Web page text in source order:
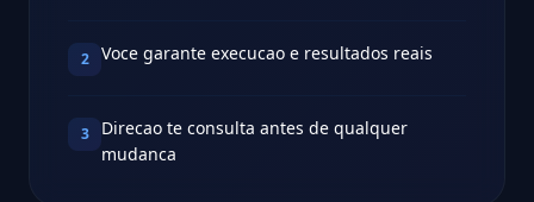
2 Voce garante execucao e resultados reais
3
Direcao te consulta antes de qualquer
mudanca